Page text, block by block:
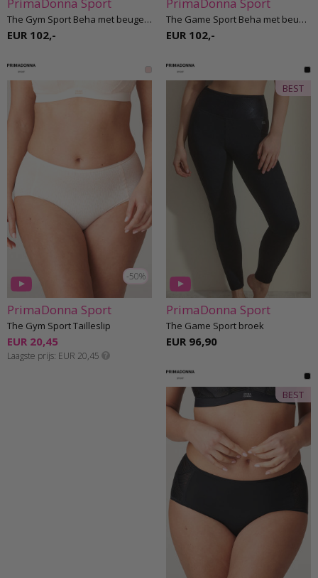
The Gym Sport Beha met beugel E-H cup
EUR 102,-
The Game Sport Beha met beugel E-H cup
EUR 102,-
-50%
PrimaDonna Sport
The Gym Sport Tailleslip
EUR 20,45
Laagste prijs EUR 20,45
BEST
PrimaDonna Sport
The Game Sport broek
EUR 96,90
BEST